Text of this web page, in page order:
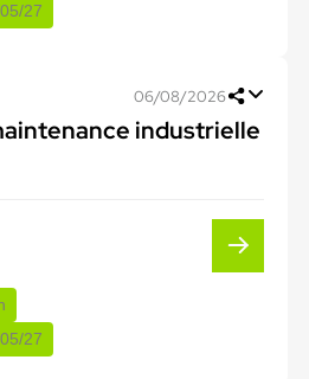
27
06/08/2026
industrielle
27